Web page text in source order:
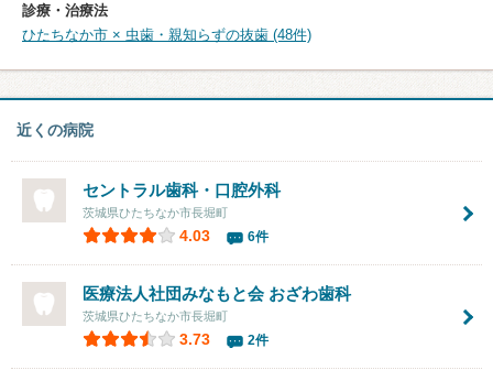
診療・治療法
ひたちなか市 × 虫歯・親知らずの抜歯 (48件)
近くの病院
セントラル歯科・口腔外科
茨城県ひたちなか市長堀町
4.03 6件
医療法人社団みなもと会 おざわ歯科
茨城県ひたちなか市長堀町
3.73 2件